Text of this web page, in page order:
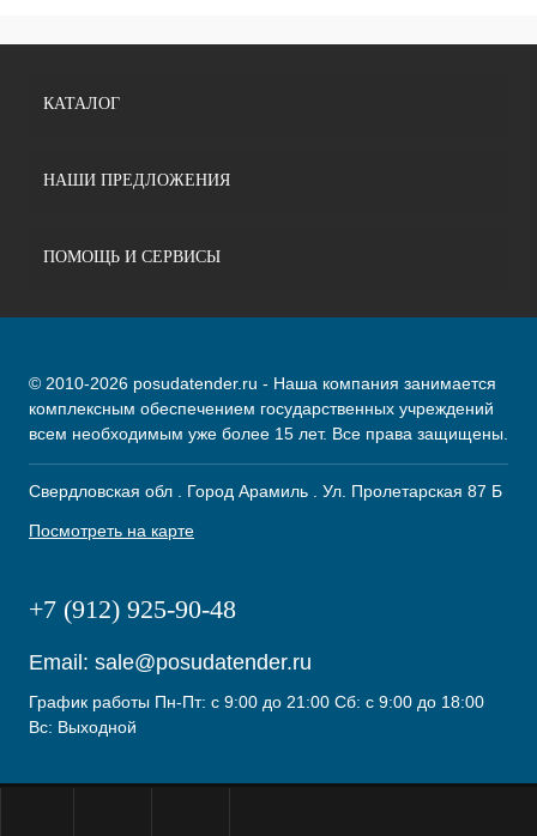
КАТАЛОГ
НАШИ ПРЕДЛОЖЕНИЯ
ПОМОЩЬ И СЕРВИСЫ
© 2010-2026 posudatender.ru - Наша компания занимается
комплексным обеспечением государственных учреждений
всем необходимым уже более 15 лет. Все права защищены.
Свердловская обл . Город Арамиль . Ул. Пролетарская 87 Б
Посмотреть на карте
+7 (912) 925-90-48
Email: sale@posudatender.ru
График работы Пн-Пт: с 9:00 до 21:00 Сб: с 9:00 до 18:00
Вс: Выходной